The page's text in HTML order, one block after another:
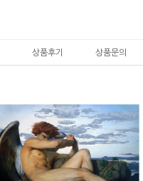
상품후기 상품문의